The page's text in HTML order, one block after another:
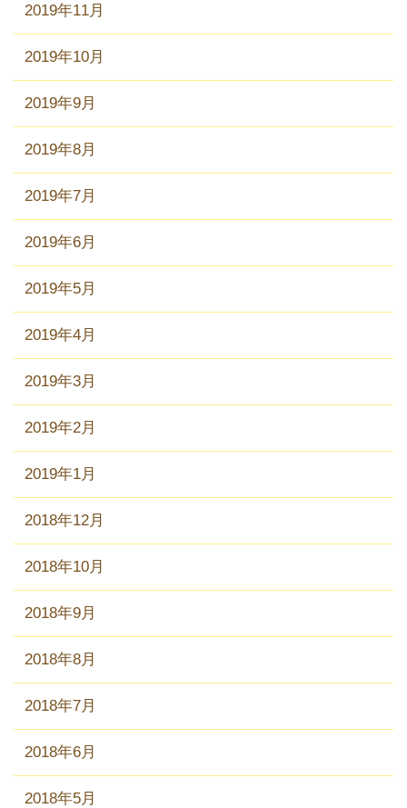
2019年11月
2019年10月
2019年9月
2019年8月
2019年7月
2019年6月
2019年5月
2019年4月
2019年3月
2019年2月
2019年1月
2018年12月
2018年10月
2018年9月
2018年8月
2018年7月
2018年6月
2018年5月